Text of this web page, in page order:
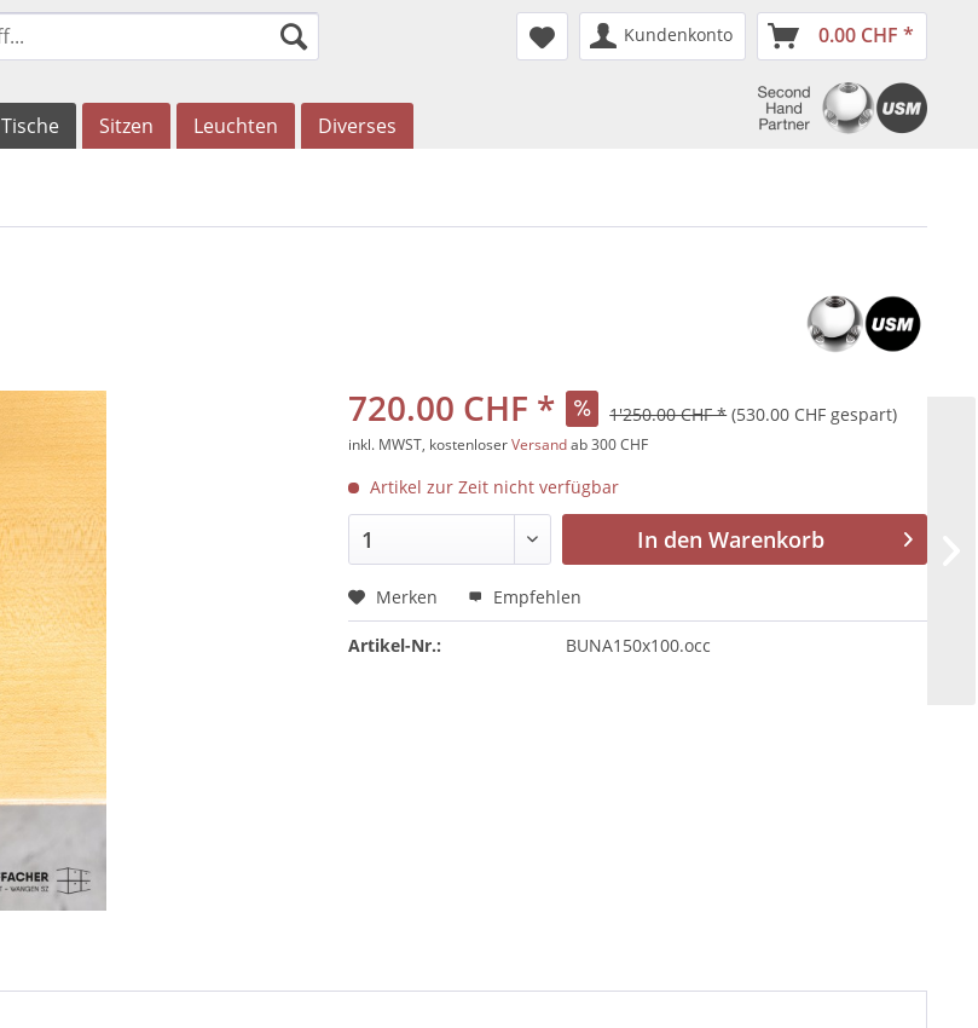
Kundenkonto 0.00 CHF *
Tische Sitzen Leuchten Diverses
720.00 CHF * 1'250.00 CHF * (530.00 CHF gespart)
inkl. MWST, kostenloserVersandab 300 CHF
Artikel zur Zeit nicht verfügbar
In den Warenkorb
Merken Empfehlen
Artikel-Nr.: BUNA150x100.occ